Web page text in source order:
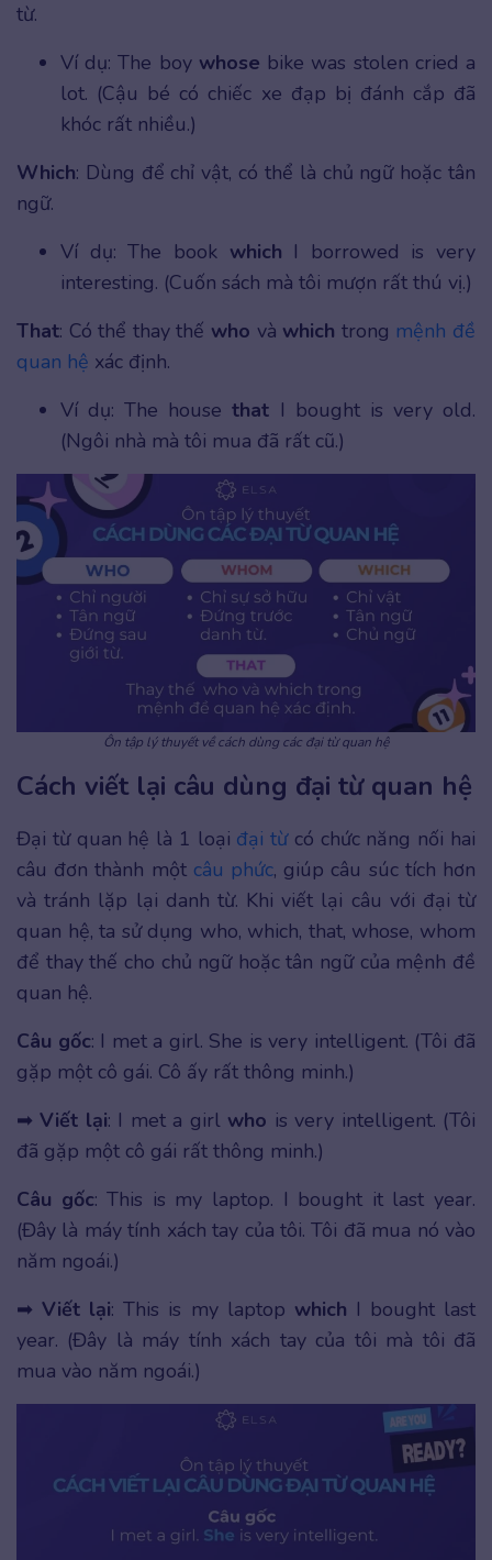
từ.
Ví dụ: The boy whose bike was stolen cried a
lot. (Cậu bé có chiếc xe đạp bị đánh cắp đã
khóc rất nhiều.)
Which: Dùng để chỉ vật, có thể là chủ ngữ hoặc tân
ngữ.
Ví dụ: The book which I borrowed is very
interesting. (Cuốn sách mà tôi mượn rất thú vị.)
That: Có thể thay thế who và which trong mệnh đề
quan hệ xác định.
Ví dụ: The housethat I bought is very old.
(Ngôi nhà mà tôi mua đã rất cũ.)
Ôn tập lý thuyết về cách dùng các đại từ quan hệ
Cách viết lại câu dùng đại từ quan hệ
Đại từ quan hệ là 1 loại đại từcó chức năng nối hai
câu đơn thành một câu phức, giúp câu súc tích hơn
và tránh lặp lại danh từ. Khi viết lại câu với đại từ
quan hệ, ta sử dụng who, which, that, whose, whom
để thay thế cho chủ ngữ hoặc tân ngữ của mệnh đề
quan hệ.
Câu gốc: I met a girl. She is very intelligent. (Tôi đã
gặp một cô gái. Cô ấy rất thông minh.)
➡Viết lại: I met a girl who is very intelligent. (Tôi
đã gặp một cô gái rất thông minh.)
Câu gốc: This is my laptop. I bought it last year.
(Đây là máy tính xách tay của tôi. Tôi đã mua nó vào
năm ngoái.)
➡Viết lại: This is my laptop which I bought last
year. (Đây là máy tính xách tay của tôi mà tôi đã
mua vào năm ngoái.)